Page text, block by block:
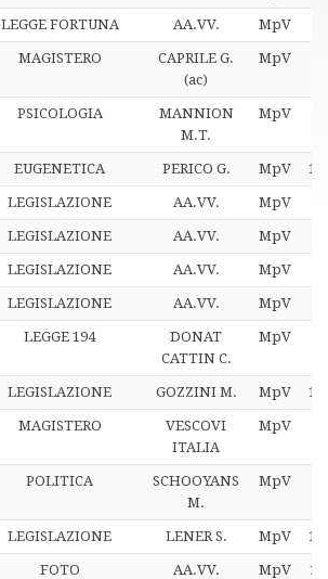
LEGGE FORTUNA AA.VV. MpV
MAGISTERO
CAPRILE G.
(ac)
MpV
PSICOLOGIA
MANNION
M.T.
MpV
EUGENETICA PERICO G. MpV
LEGISLAZIONE AA.VV. MpV
LEGISLAZIONE AA.VV. MpV
LEGISLAZIONE AA.VV. MpV
LEGISLAZIONE AA.VV. MpV
LEGGE 194
DONAT
CATTIN C.
MpV
LEGISLAZIONE GOZZINI M. MpV
MAGISTERO
VESCOVI
ITALIA
MpV
POLITICA
SCHOOYANS
M.
MpV
LEGISLAZIONE LENER S. MpV
FOTO AA.VV. MpV